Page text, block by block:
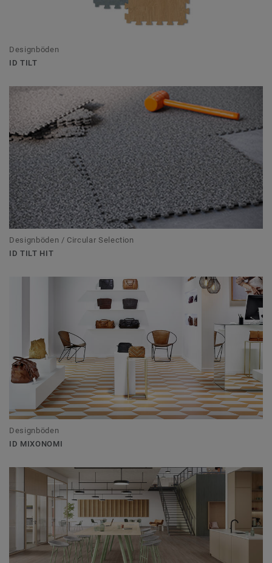
Designböden
ID TILT
Designböden / Circular Selection
ID TILT HIT
Designböden
ID MIXONOMI